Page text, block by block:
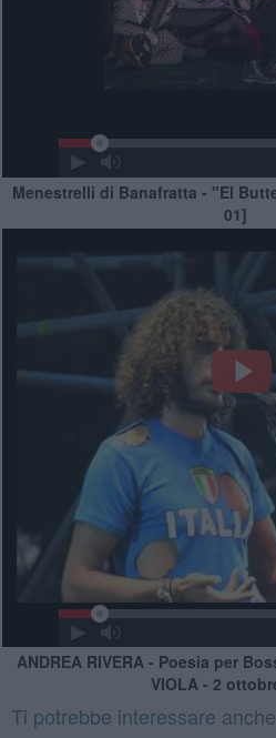
Menestrelli di Banafratta - "El
01]
ANDREA RIVERA - Poesia per
VIOLA - 2
Ti potrebbe interessare